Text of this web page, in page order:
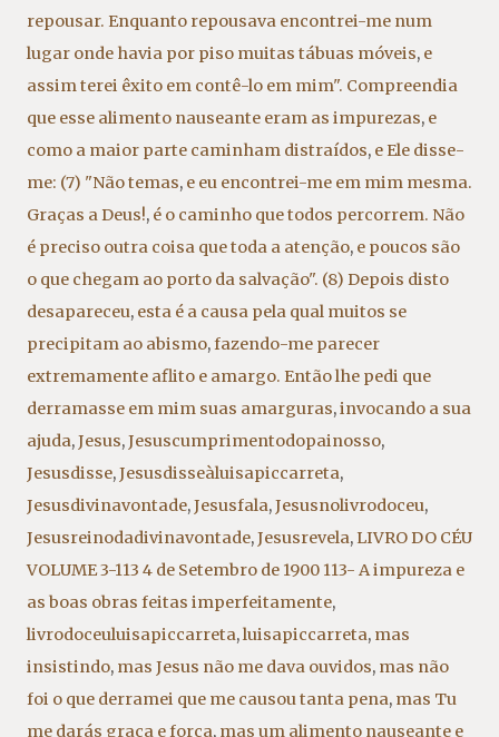
repousar. Enquanto repousava encontrei-me num
lugar onde havia por piso muitas tábuas móveis, e
assim terei êxito em contê-lo em mim". Compreendia
que esse alimento nauseante eram as impurezas, e
como a maior parte caminham distraídos, e Ele disse-
me: (7) "Não temas, e eu encontrei-me em mim mesma.
Graças a Deus!, é o caminho que todos percorrem. Não
é preciso outra coisa que toda a atenção, e poucos são
o que chegam ao porto da salvação". (8) Depois disto
desapareceu, esta é a causa pela qual muitos se
precipitam ao abismo,fazendo-me parecer
extremamente aflito e amargo. Então lhe pedi que
derramasse em mim suas amarguras,invocando a sua
ajuda,Jesus,Jesuscumprimentodopainosso,
Jesusdisse,Jesusdisseàluisapiccarreta,
Jesusdivinavontade,Jesusfala,Jesusnolivrodoceu,
Jesusreinodadivinavontade,Jesusrevela,LIVRO DO CÉU
VOLUME 3-113 4 de Setembro de 1900 113- A impureza e
as boas obras feitas imperfeitamente,
livrodoceuluisapiccarreta,luisapiccarreta, mas
insistindo, mas Jesus não me dava ouvidos, mas não
foi o que derramei que me causou tanta pena, mas Tu
me darás graça e força, mas um alimento nauseante e